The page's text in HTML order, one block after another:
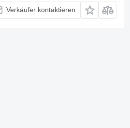
Verkäufer kontaktieren